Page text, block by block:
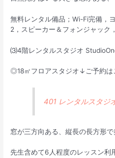
無料レンタル備品；Wi-Fi完備，
2，スピーカー＆フォンジャック
⑶4階レンタルスタジオ
◎18㎡フロアスタジオ↓ご予約は
401 レンタルスタジ
窓が三方向ある、縦長の長方形で
先生含めて6人程度のレッスン利